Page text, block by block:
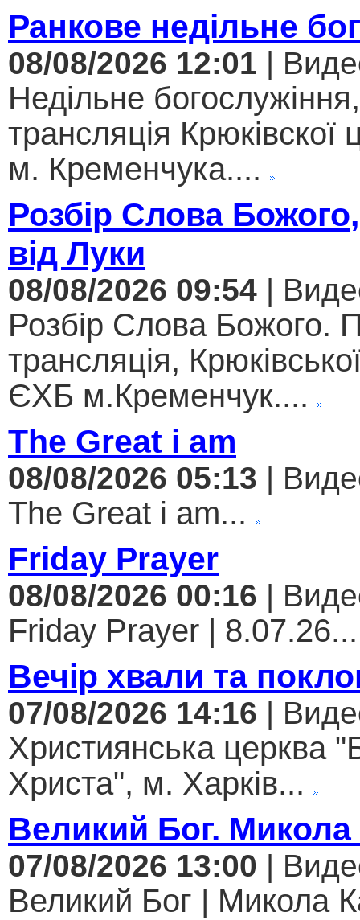
Ранкове недільне
08/08/2026 12:01 |
Недільне
трансляція
м. Кременчука....
Розбір Слова
від Луки
08/08/2026 09:54 |
Розбір Слова Божого.
трансляція,
ЄХБ м.Кременчук....
The Great i am
08/08/2026 05:13 |
The Great i am...
Friday Prayer
08/08/2026 00:16 |
Friday Prayer | 8.07.26...
Вечір хвали та
07/08/2026 14:16 |
Християнська церква
Христа", м. Харків...
Великий Бог. Микола
07/08/2026 13:00 |
Великий Бог | Микола